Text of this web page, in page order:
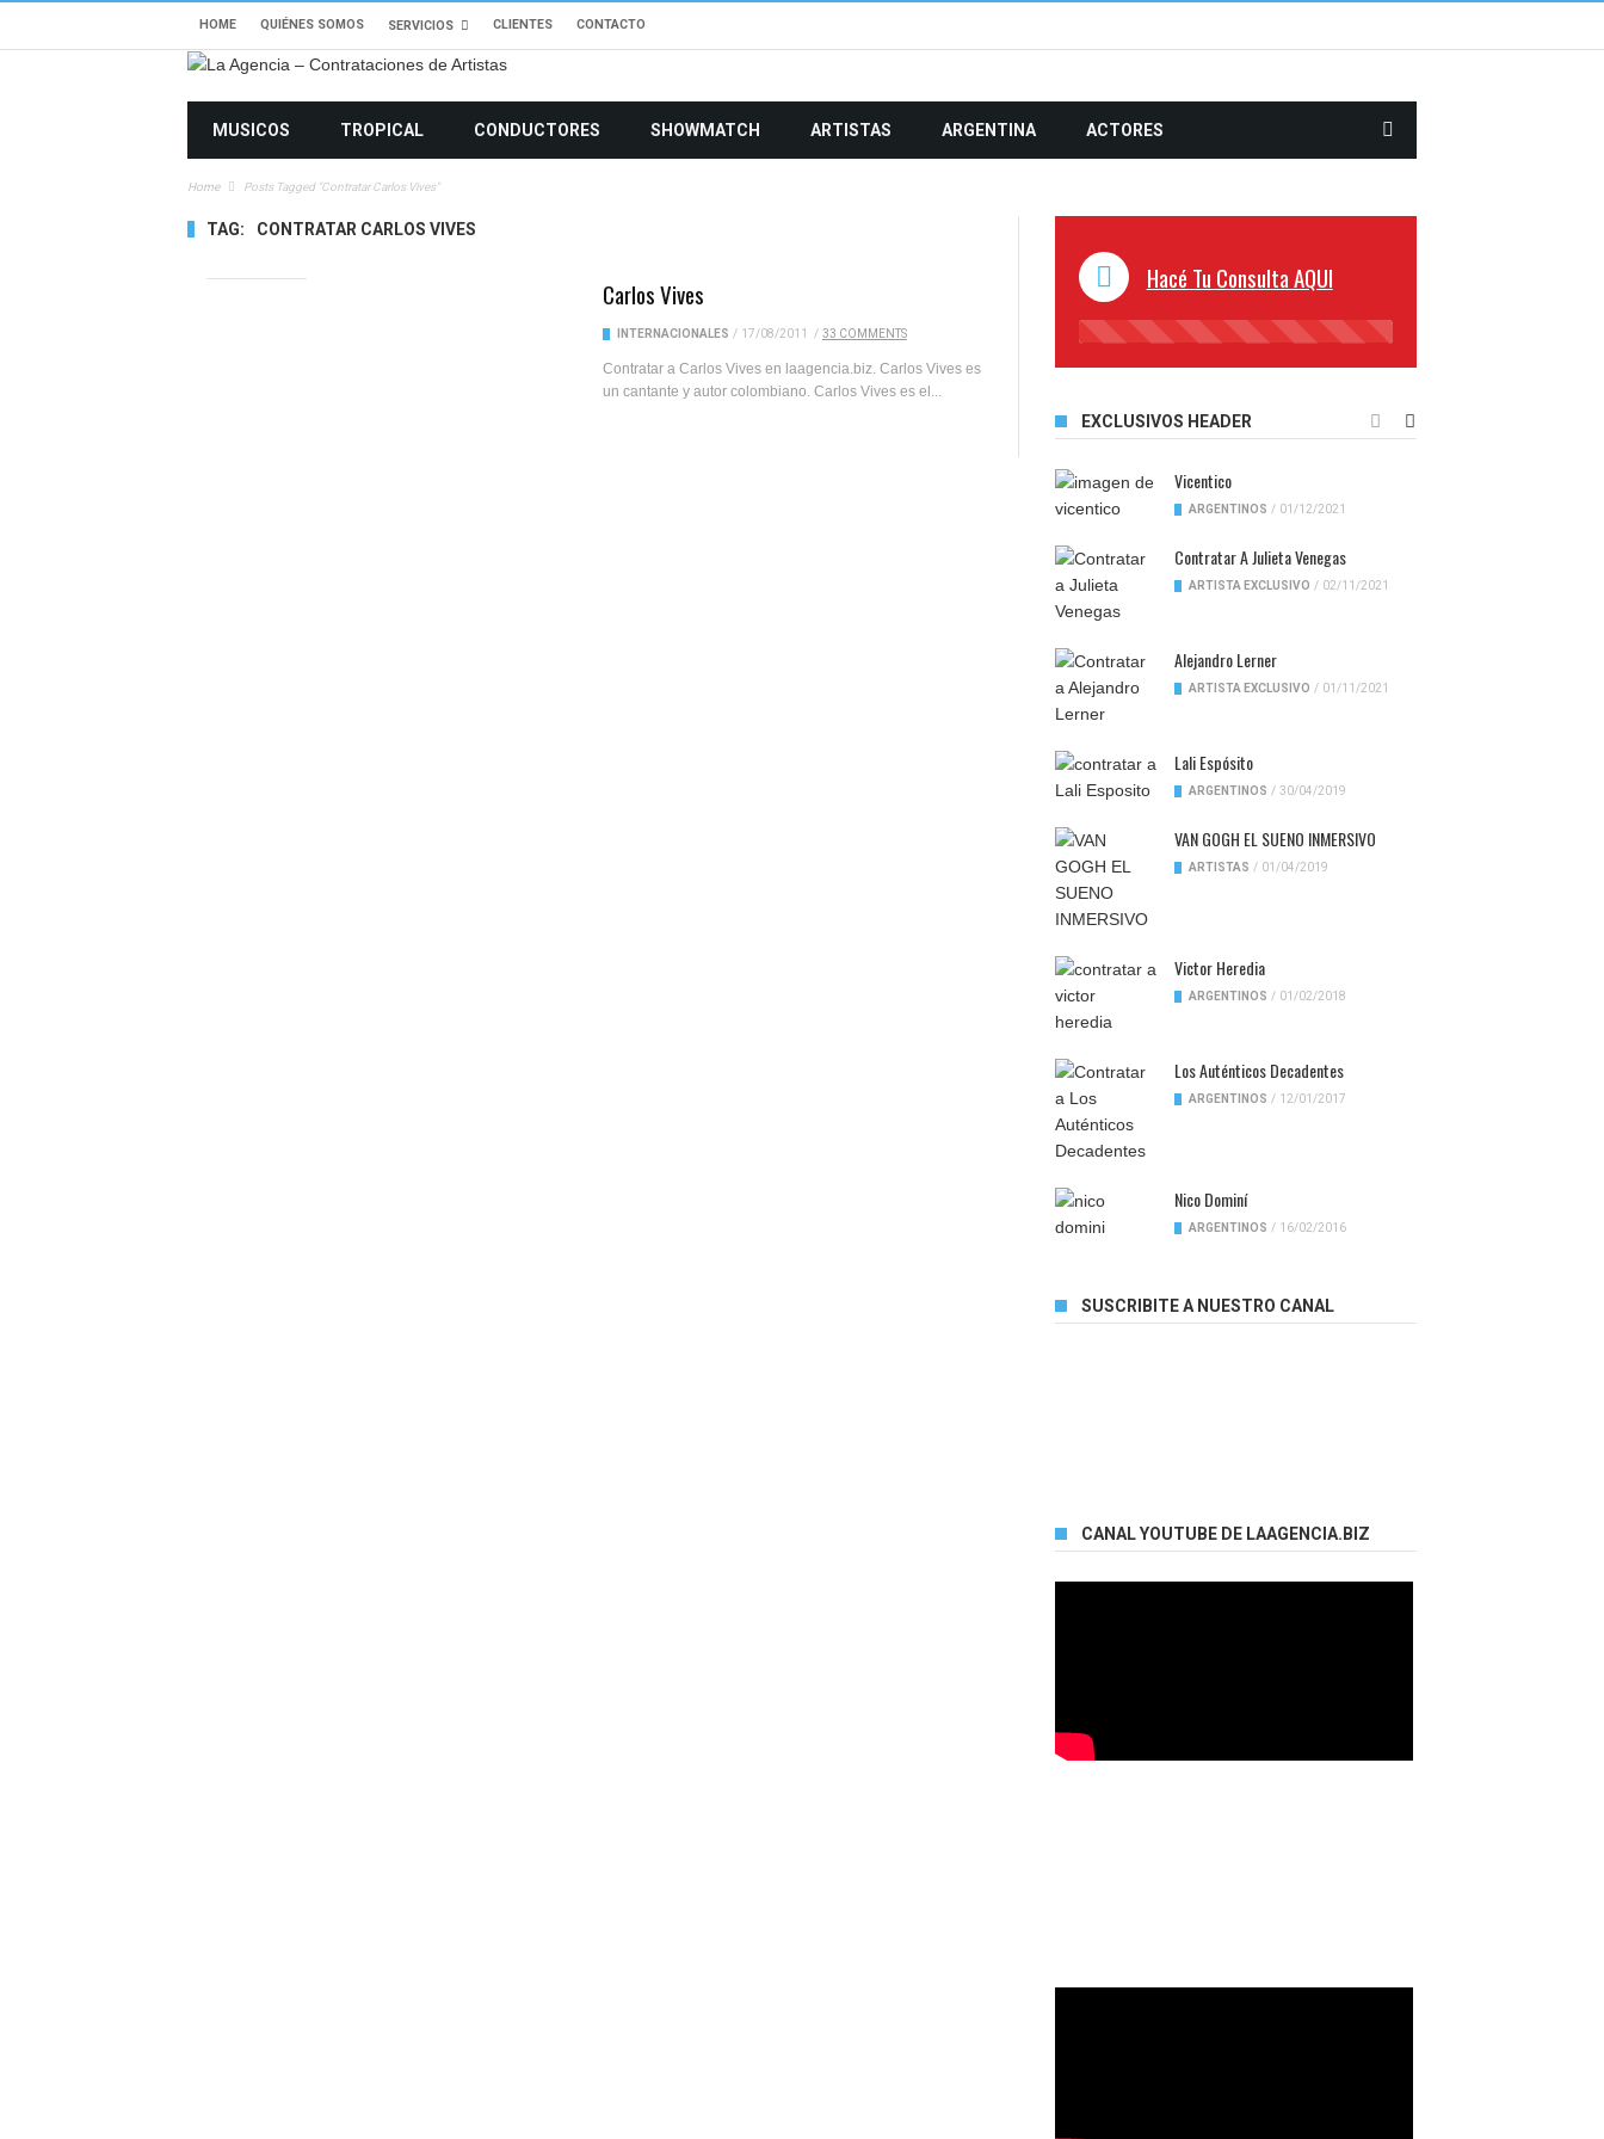
HOME QUIÉNES SOMOS SERVICIOS CLIENTES CONTACTO
MUSICOS TROPICAL CONDUCTORES SHOWMATCH ARTISTAS ARGENTINA ACTORES
Home Posts Tagged "contratar Carlos Vives"
TAG: CONTRATAR CARLOS VIVES
Carlos Vives
INTERNACIONALES / 17/08/2011 / 33 COMMENTS
Contratar a Carlos Vives en laagencia.biz. Carlos Vives es
un cantante y autor colombiano. Carlos Vives es el...
Hacé Tu Consulta AQUI
45%
EXCLUSIVOS HEADER
Vicentico
ARGENTINOS / 01/12/2021
Contratar A Julieta Venegas
ARTISTA EXCLUSIVO / 02/11/2021
Alejandro Lerner
ARTISTA EXCLUSIVO / 01/11/2021
Lali Espósito
ARGENTINOS / 30/04/2019
VAN GOGH EL SUENO INMERSIVO
ARTISTAS / 01/04/2019
Victor Heredia
ARGENTINOS / 01/02/2018
Los Auténticos Decadentes
ARGENTINOS / 12/01/2017
Nico Dominí
ARGENTINOS / 16/02/2016
SUSCRIBITE A NUESTRO CANAL
CANAL YOUTUBE DE LAAGENCIA.BIZ